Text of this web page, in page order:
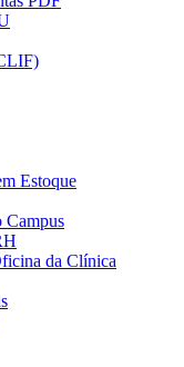
Estoque
Campus
da Clínica